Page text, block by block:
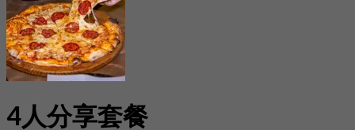
4人分享套餐